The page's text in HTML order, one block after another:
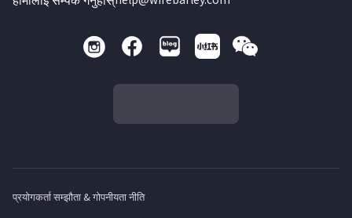
प्रयोगकर्ता सम्झौता & गोपनीयता नीति